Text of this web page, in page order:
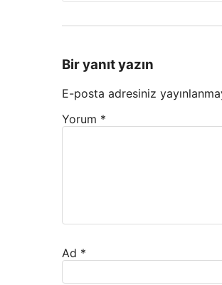
Bir yanıt yazın
E-posta adresiniz
Yorum *
Ad *